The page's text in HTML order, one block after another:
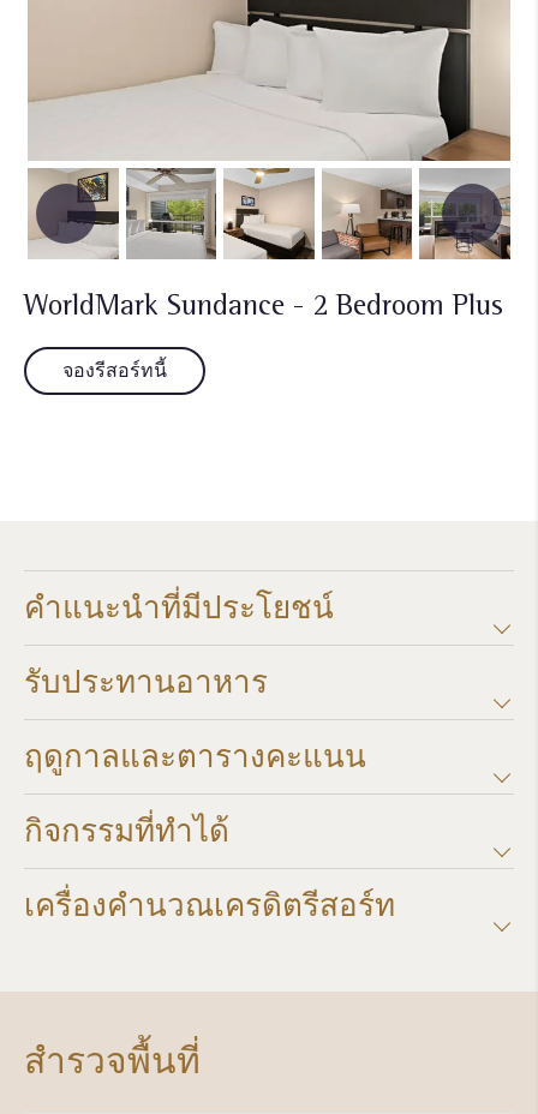
WorldMark Sundance - 2 Bedroom Plus
จองรีสอร์ทนี้
คำแนะนำที่มีประโยชน์
รับประทานอาหาร
ฤดูกาลและตารางคะแนน​
กิจกรรมที่ทำได้
เครื่องคำนวณเครดิตรีสอร์ท​
สำรวจพื้นที่